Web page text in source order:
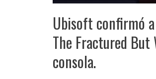
Ubisoft confirmó
The Fractured
consola.